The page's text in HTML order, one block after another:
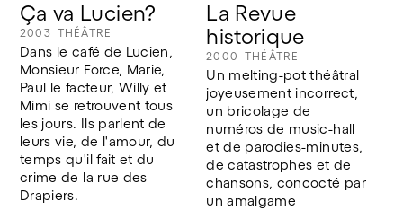
Ça va Lucien?
2003 THÉÂTRE
Dans le café de Lucien,
Monsieur Force, Marie,
Paul le facteur, Willy et
Mimi se retrouvent tous
les jours. Ils parlent de
leurs vie, de l'amour, du
temps qu'il fait et du
crime de la rue des
Drapiers.
La Revue
historique
2000 THÉÂTRE
Un melting-pot théâtral
joyeusement incorrect,
un bricolage de
numéros de music-hall
et de parodies-minutes,
de catastrophes et de
chansons, concocté par
un amalgame